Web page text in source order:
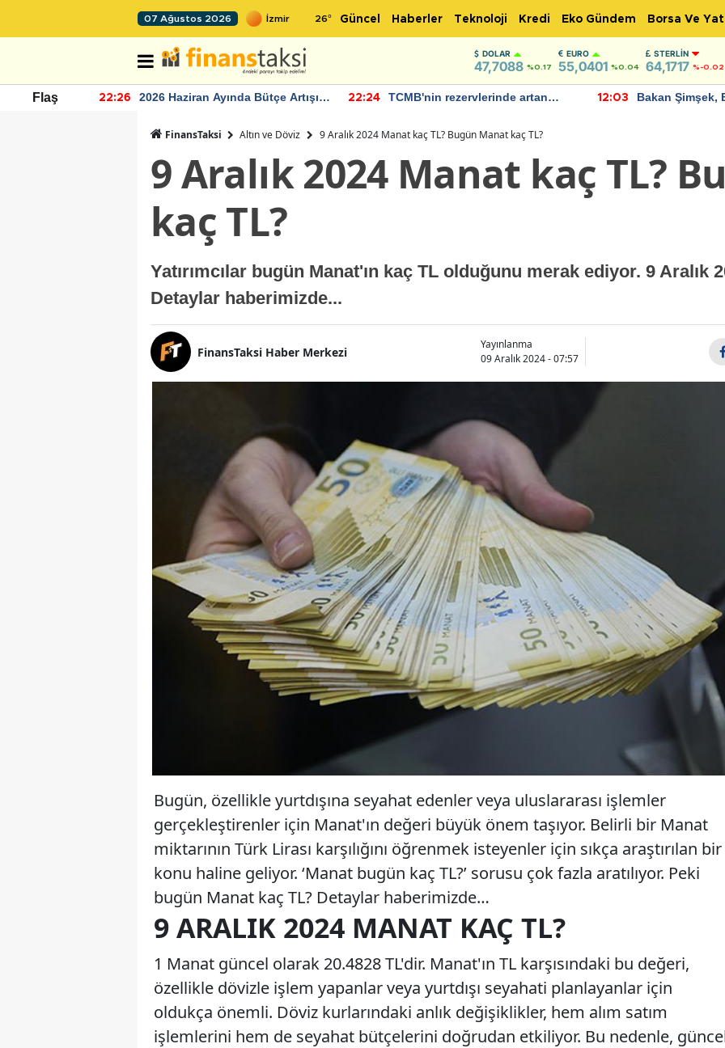
07 Ağustos 2026 26° Güncel Haberler Teknoloji Kredi Eko Gündem Borsa Ve
DOLAR
47,7088 %0.17
EURO
55,0401 %0.04
STERLIN
64,1717 %-0.02
Flaş 22:26
2026 Haziran Ayında Bütçe Artışı
22:24
TCMB'nin rezervlerinde artan
12:03
Bakan Şimşek,
FinansTaksi Altın ve Döviz 9 Aralık 2024 Manat kaç TL? Bugün Manat kaç TL?
9 Aralık 2024 Manat kaç TL?
kaç TL?
Yatırımcılar bugün Manat'ın kaç TL olduğunu merak ediyor. 9 Aralık
Detaylar haberimizde...
FinansTaksi Haber Merkezi
Yayınlanma
09 Aralık 2024 - 07:57
Bugün, özellikle yurtdışına seyahat edenler veya uluslararası işlemler
gerçekleştirenler için Manat'ın değeri büyük önem taşıyor. Belirli bir Manat
miktarının Türk Lirası karşılığını öğrenmek isteyenler için sıkça araştırılan bir
konu haline geliyor. ‘Manat bugün kaç TL?’ sorusu çok fazla aratılıyor. Peki
bugün Manat kaç TL? Detaylar haberimizde…
9 ARALIK 2024 MANAT KAÇ TL?
1 Manat güncel olarak 20.4828 TL'dir. Manat'ın TL karşısındaki bu değeri,
özellikle dövizle işlem yapanlar veya yurtdışı seyahati planlayanlar için
oldukça önemli. Döviz kurlarındaki anlık değişiklikler, hem alım satım
işlemlerini hem de seyahat bütçelerini doğrudan etkiliyor. Bu nedenle,